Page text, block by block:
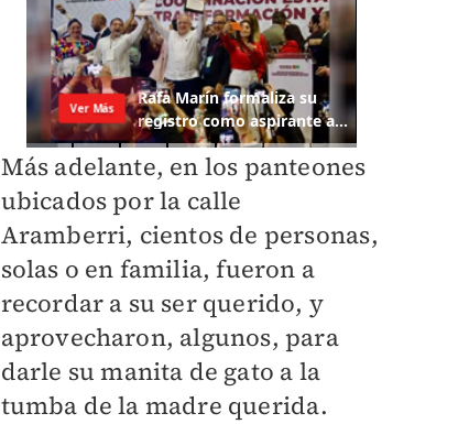
Más adelante, en los panteones
ubicados por la calle
Aramberri, cientos de personas,
solas o en familia, fueron a
recordar a su ser querido, y
aprovecharon, algunos, para
darle su manita de gato a la
tumba de la madre querida.